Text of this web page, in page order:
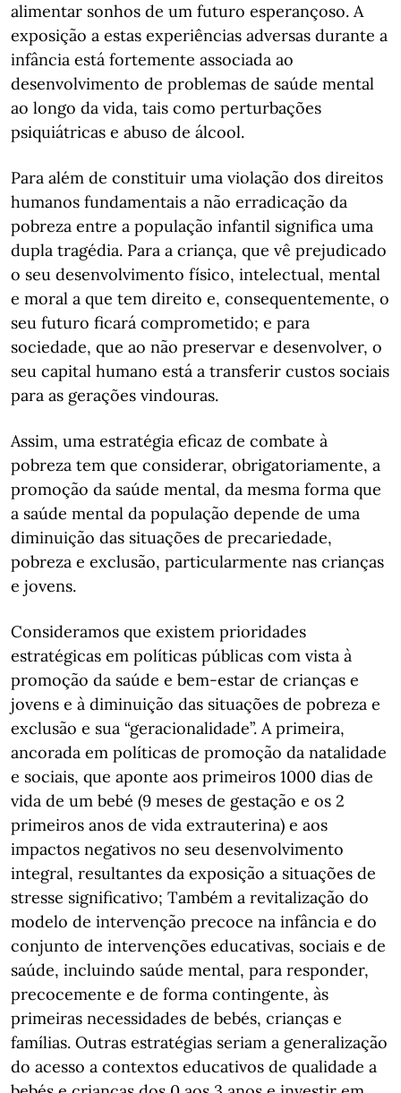
alimentar sonhos de um futuro esperançoso. A
exposição a estas experiências adversas durante a
infância está fortemente associada ao
desenvolvimento de problemas de saúde mental
ao longo da vida, tais como perturbações
psiquiátricas e abuso de álcool.
Para além de constituir uma violação dos direitos
humanos fundamentais a não erradicação da
pobreza entre a população infantil significa uma
dupla tragédia. Para a criança, que vê prejudicado
o seu desenvolvimento físico, intelectual, mental
e moral a que tem direito e, consequentemente, o
seu futuro ficará comprometido; e para
sociedade, que ao não preservar e desenvolver, o
seu capital humano está a transferir custos sociais
para as gerações vindouras.
Assim, uma estratégia eficaz de combate à
pobreza tem que considerar, obrigatoriamente, a
promoção da saúde mental, da mesma forma que
a saúde mental da população depende de uma
diminuição das situações de precariedade,
pobreza e exclusão, particularmente nas crianças
e jovens.
Consideramos que existem prioridades
estratégicas em políticas públicas com vista à
promoção da saúde e bem-estar de crianças e
jovens e à diminuição das situações de pobreza e
exclusão e sua “geracionalidade”. A primeira,
ancorada em políticas de promoção da natalidade
e sociais, que aponte aos primeiros 1000 dias de
vida de um bebé (9 meses de gestação e os 2
primeiros anos de vida extrauterina) e aos
impactos negativos no seu desenvolvimento
integral, resultantes da exposição a situações de
stresse significativo; Também a revitalização do
modelo de intervenção precoce na infância e do
conjunto de intervenções educativas, sociais e de
saúde, incluindo saúde mental, para responder,
precocemente e de forma contingente, às
primeiras necessidades de bebés, crianças e
famílias. Outras estratégias seriam a generalização
do acesso a contextos educativos de qualidade a